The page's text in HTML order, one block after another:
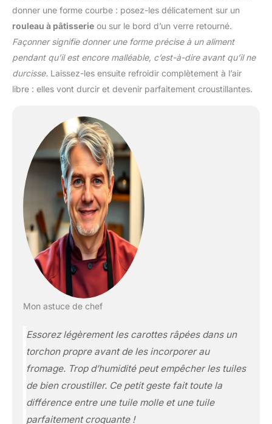
donner une forme courbe : posez-les délicatement sur un
rouleau à pâtisserie ou sur le bord d’un verre retourné.
Façonner signifie donner une forme précise à un aliment
pendant qu’il est encore malléable, c’est-à-dire avant qu’il ne
durcisse. Laissez-les ensuite refroidir complètement à l’air
libre : elles vont durcir et devenir parfaitement croustillantes.
Mon astuce de chef
Essorez légèrement les carottes râpées dans un
torchon propre avant de les incorporer au
fromage. Trop d’humidité peut empêcher les tuiles
de bien croustiller. Ce petit geste fait toute la
différence entre une tuile molle et une tuile
parfaitement croquante !